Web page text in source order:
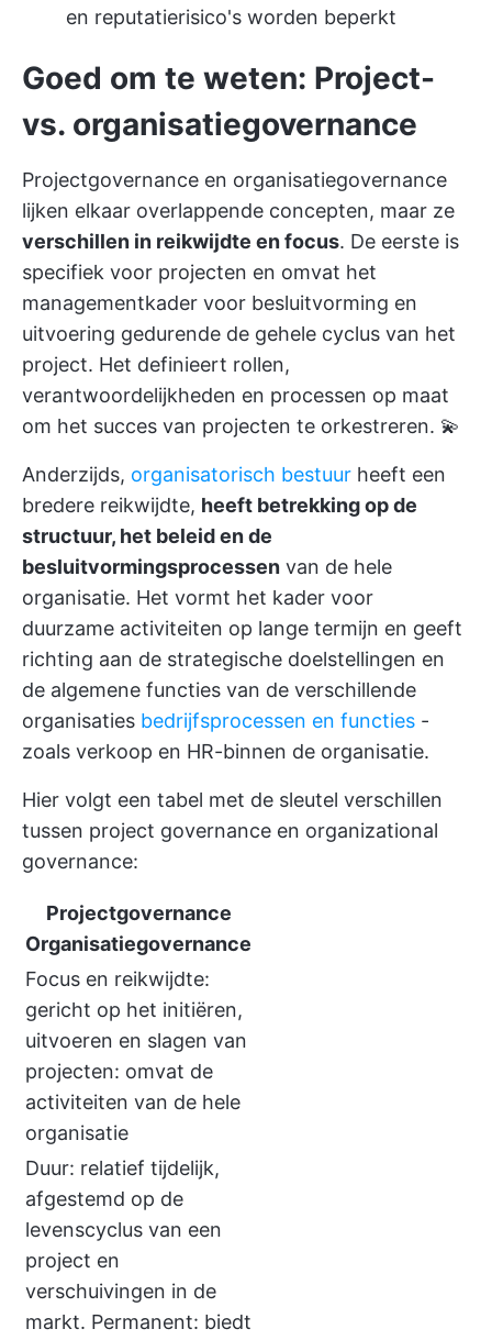
en reputatierisico's worden beperkt
Goed om te weten: Project-
vs. organisatiegovernance
Projectgovernance en organisatiegovernance
lijken elkaar overlappende concepten, maar ze
verschillen in reikwijdte en focus. De eerste is
specifiek voor projecten en omvat het
managementkader voor besluitvorming en
uitvoering gedurende de gehele cyclus van het
project. Het definieert rollen,
verantwoordelijkheden en processen op maat
om het succes van projecten te orkestreren. 💫
Anderzijds, organisatorisch bestuur heeft een
bredere reikwijdte, heeft betrekking op de
structuur, het beleid en de
besluitvormingsprocessen van de hele
organisatie. Het vormt het kader voor
duurzame activiteiten op lange termijn en geeft
richting aan de strategische doelstellingen en
de algemene functies van de verschillende
organisaties bedrijfsprocessen en functies -
zoals verkoop en HR-binnen de organisatie.
Hier volgt een tabel met de sleutel verschillen
tussen project governance en organizational
governance:
Projectgovernance
Organisatiegovernance
Focus en reikwijdte:
gericht op het initiëren,
uitvoeren en slagen van
projecten: omvat de
activiteiten van de hele
organisatie
Duur: relatief tijdelijk,
afgestemd op de
levenscyclus van een
project en
verschuivingen in de
markt. Permanent: biedt